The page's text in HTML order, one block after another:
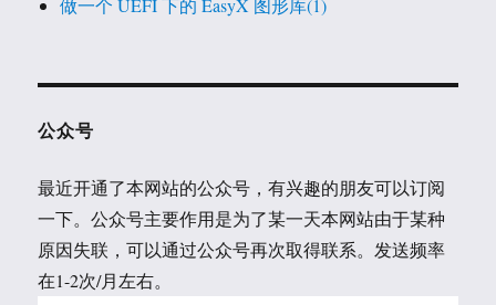
做一个 UEFI 下的 EasyX 图形库(1)
公众号
最近开通了本网站的公众号，有兴趣的朋友可以订阅
一下。公众号主要作用是为了某一天本网站由于某种
原因失联，可以通过公众号再次取得联系。发送频率
在1-2次/月左右。